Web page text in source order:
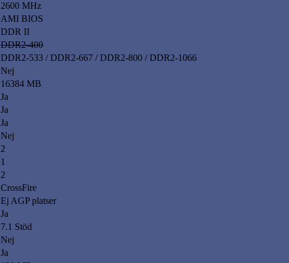
2600 MHz
AMI BIOS
DDR II
DDR2-400
DDR2-533 / DDR2-667 / DDR2-800 / DDR2-1066
Nej
16384 MB
Ja
Ja
Ja
Nej
2
1
2
CrossFire
Ej AGP platser
Ja
7.1 Stöd
Nej
Ja